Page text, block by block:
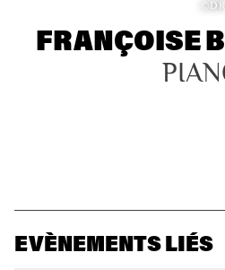
©DR
FRANÇOISE
EVÈNEMENTS LIÉS